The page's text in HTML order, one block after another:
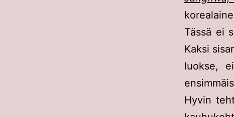
Tässä ei
Kaksi
luokse,
Hyvin